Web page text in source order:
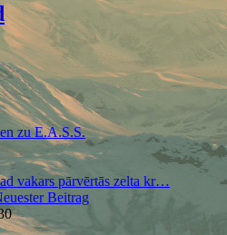
zu E.A.S.S.
vakars pārvērtās zelta kr…
Beitrag